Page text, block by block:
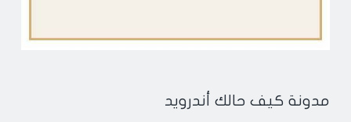
مدونة كيف حالك أندرويد